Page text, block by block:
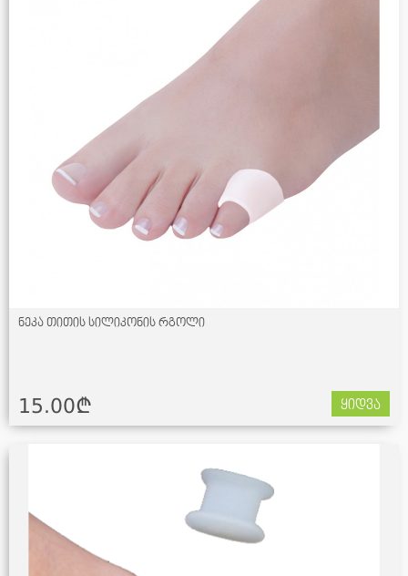
ნეკა თითის სილიკონის რგოლი
15.00¢ ყიდვა